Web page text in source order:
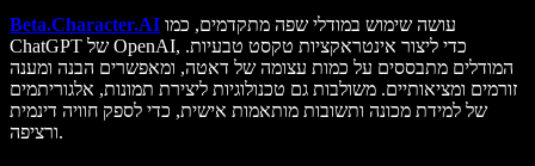
Beta.Character.AI
ChatGPT של OpenAI, כדי ליצור אינטראקציות טקסט טבעיות.
המודלים מתבססים על כמות עצומה של דאטה, ומאפשרים הבנה ומענה
זורמים ומציאותיים. משולבות גם טכנולוגיות ליצירת תמונות, אלגוריתמים
של למידת מכונה ותשובות מותאמות אישית, כדי לספק חוויה דינמית
ורציפה.